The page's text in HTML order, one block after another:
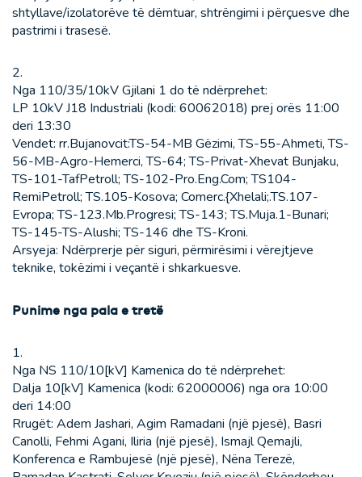
shtyllave/izolatorëve të dëmtuar, shtrëngimi i përçuesve dhe
pastrimi i trasesë.
2.
Nga 110/35/10kV Gjilani 1 do të ndërprehet:
LP 10kV J18 Industriali (kodi: 60062018) prej orës 11:00
deri 13:30
Vendet: rr.Bujanovcit:TS-54-MB Gëzimi, TS-55-Ahmeti, TS-
56-MB-Agro-Hemerci, TS-64; TS-Privat-Xhevat Bunjaku,
TS-101-TafPetroll; TS-102-Pro.Eng.Com; TS104-
RemiPetroll; TS.105-Kosova; Comerc.{Xhelali;.TS.107-
Evropa; TS-123.Mb.Progresi; TS-143; TS.Muja.1-Bunari;
TS-145-TS-Alushi; TS-146 dhe TS-Kroni.
Arsyeja: Ndërprerje për siguri, përmirësimi i vërejtjeve
teknike, tokëzimi i veçantë i shkarkuesve.
Punime nga pala e tretë
1.
Nga NS 110/10[kV] Kamenica do të ndërprehet:
Dalja 10[kV] Kamenica (kodi: 62000006) nga ora 10:00
deri 14:00
Rrugët: Adem Jashari, Agim Ramadani (një pjesë), Basri
Canolli, Fehmi Agani, Iliria (një pjesë), Ismajl Qemajli,
Konferenca e Rambujesë (një pjesë), Nëna Terezë,